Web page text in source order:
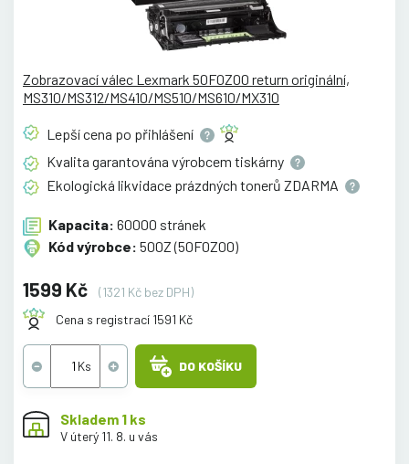
Zobrazovací válec Lexmark 50F0Z00 return originální,
MS310/MS312/MS410/MS510/MS610/MX310
Lepší cena po přihlášení
Kvalita garantována výrobcem tiskárny
Ekologická likvidace prázdných tonerů ZDARMA
Kapacita: 60000 stránek
Kód výrobce: 500Z (50F0Z00)
1599 Kč
(1321 Kč bez DPH)
Cena s registrací 1591 Kč
DO KOŠÍKU
Skladem 1 ks
V úterý 11. 8. u vás